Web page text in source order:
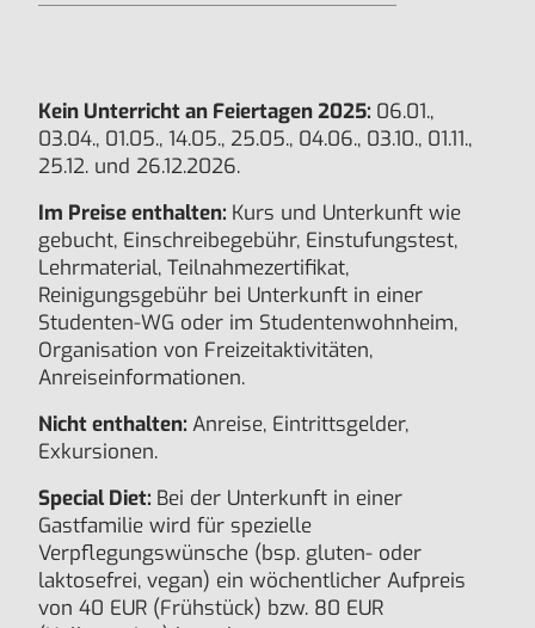
Kein Unterricht an Feiertagen 2025: 06.01.,
03.04., 01.05., 14.05., 25.05., 04.06., 03.10., 01.11.,
25.12. und 26.12.2026.
Im Preise enthalten: Kurs und Unterkunft wie
gebucht, Einschreibegebühr, Einstufungstest,
Lehrmaterial, Teilnahmezertifikat,
Reinigungsgebühr bei Unterkunft in einer
Studenten-WG oder im Studentenwohnheim,
Organisation von Freizeitaktivitäten,
Anreiseinformationen.
Nicht enthalten: Anreise, Eintrittsgelder,
Exkursionen.
Special Diet: Bei der Unterkunft in einer
Gastfamilie wird für spezielle
Verpflegungswünsche (bsp. gluten- oder
laktosefrei, vegan) ein wöchentlicher Aufpreis
von 40 EUR (Frühstück) bzw. 80 EUR